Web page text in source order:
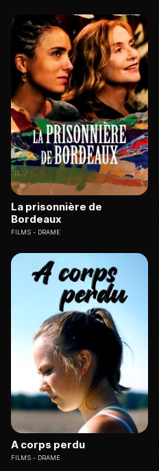
La prisonnière de
Bordeaux
FILMS DRAME
A corps perdu
FILMS DRAME